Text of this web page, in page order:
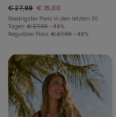
€ 27,99 € 15,00
Niedrigster Preis in den letzten 30
Tagen: € 27,99 -46%
Regulärer Preis: € 27,99 -46%